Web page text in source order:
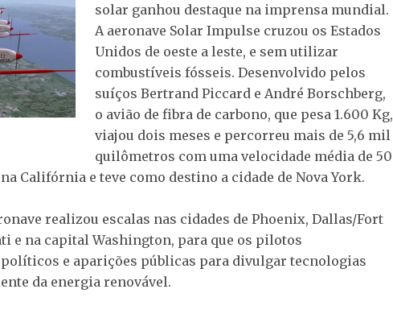
solar ganhou destaque na imprensa mundial.
A aeronave Solar Impulse cruzou os Estados
Unidos de oeste a leste, e sem utilizar
combustíveis fósseis. Desenvolvido pelos
suíços Bertrand Piccard e André Borschberg,
o avião de fibra de carbono, que pesa 1.600 Kg,
viajou dois meses e percorreu mais de 5,6 mil
quilômetros com uma velocidade média de 50
Califórnia e teve como destino a cidade de Nova York.
realizou escalas nas cidades de Phoenix, Dallas/Fort
e na capital Washington, para que os pilotos
e aparições públicas para divulgar tecnologias
da energia renovável.